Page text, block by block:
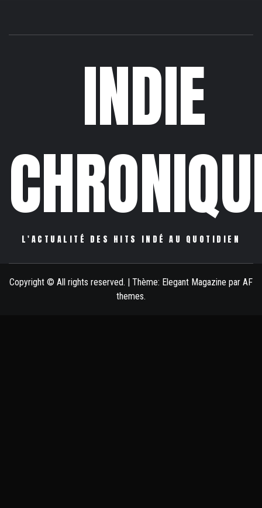
INDIE
L'ACTUALITÉ DES HITS INDÉ AU QUOTIDIEN
Copyright © All rights reserved. | Thème: Elegant Magazine par AF
themes.